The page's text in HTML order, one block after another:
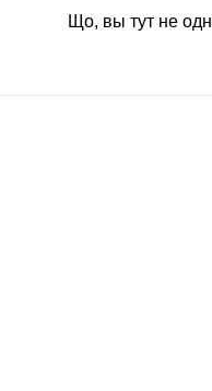
Що, вы тут не